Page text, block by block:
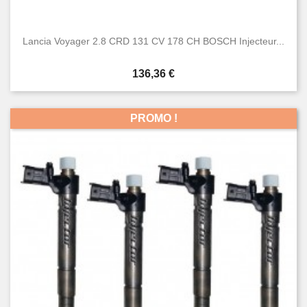
Lancia Voyager 2.8 CRD 131 CV 178 CH BOSCH Injecteur...
Prix
136,36 €
PROMO !